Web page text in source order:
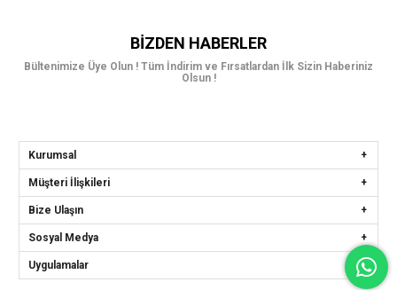
BIZDEN HABERLER
Bültenimize Üye Olun ! Tüm İndirim ve Fırsatlardan İlk Sizin Haberiniz
Olsun !
Kurumsal
Müşteri İlişkileri
Bize Ulaşın
Sosyal Medya
Uygulamalar